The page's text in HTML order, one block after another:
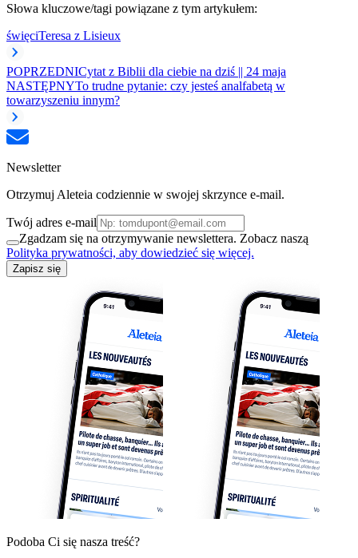
Słowa kluczowe/tagi powiązane z tym artykułem:
święciTeresa z Lisieux
POPRZEDNICytat z Biblii dla ciebie na dziś || 24 maja
NASTĘPNYTo trudne pytanie: czy jesteś analfabetą w
towarzyszeniu innym?
Newsletter
Otrzymuj Aleteia codziennie w swojej skrzynce e-mail.
Twój adres e-mail
Zgadzam się na otrzymywanie newslettera. Zobacz naszą
Polityka prywatności, aby dowiedzieć się więcej.
Zapisz się
Podoba Ci się nasza treść?